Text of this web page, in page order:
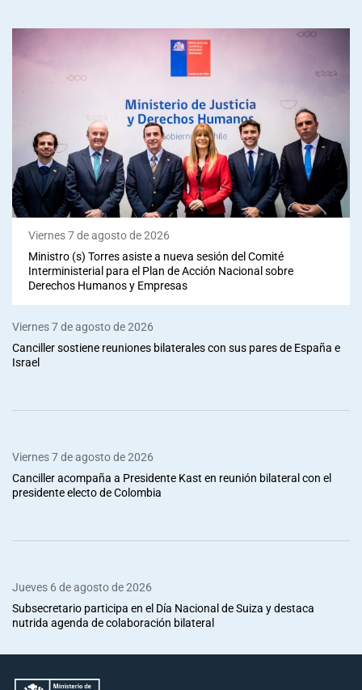
Viernes 7 de agosto de 2026
Ministro (s) Torres asiste a nueva sesión del Comité
Interministerial para el Plan de Acción Nacional sobre
Derechos Humanos y Empresas
Viernes 7 de agosto de 2026
Canciller sostiene reuniones bilaterales con sus pares de España e
Israel
Viernes 7 de agosto de 2026
Canciller acompaña a Presidente Kast en reunión bilateral con el
presidente electo de Colombia
Jueves 6 de agosto de 2026
Subsecretario participa en el Día Nacional de Suiza y destaca
nutrida agenda de colaboración bilateral